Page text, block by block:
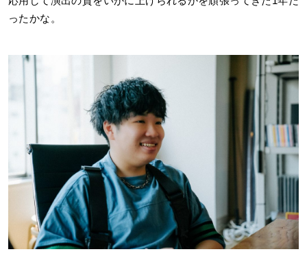
ったかな。